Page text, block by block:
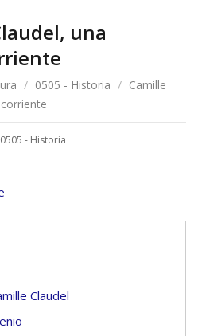
una
/ 0505 - Historia / Camille
0505 - Historia
Claudel